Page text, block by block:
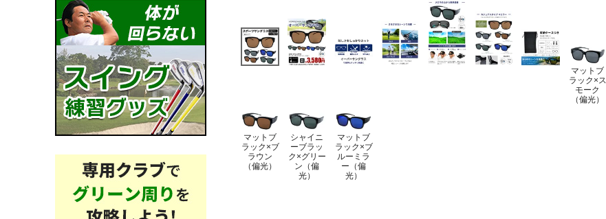
マットブ
ラック×ス
モーク
（偏光）
マットブ
ラック×ブ
ラウン
（偏光）
シャイニ
ーブラッ
ク×グリー
ン（偏
光）
マットブ
ラック×ブ
ルーミラ
ー（偏
光）